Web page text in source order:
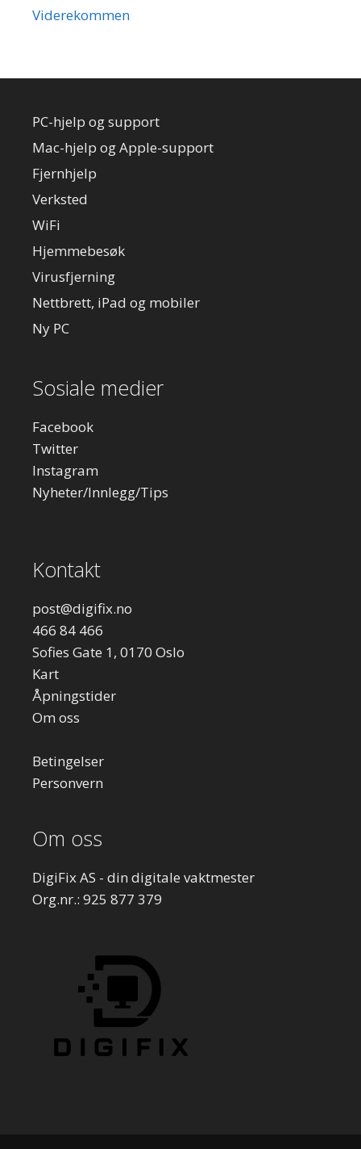
Viderekommen
PC-hjelp og support
Mac-hjelp og Apple-support
Fjernhjelp
Verksted
WiFi
Hjemmebesøk
Virusfjerning
Nettbrett, iPad og mobiler
Ny PC
Sosiale medier
Facebook
Twitter
Instagram
Nyheter/Innlegg/Tips
Kontakt
post@digifix.no
466 84 466
Sofies Gate 1, 0170 Oslo
Kart
Åpningstider
Om oss
Betingelser
Personvern
Om oss
DigiFix AS - din digitale vaktmester
Org.nr.: 925 877 379